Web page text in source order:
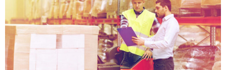
גם בחום הכבד: לא מוותרים על הדמוקרטיה